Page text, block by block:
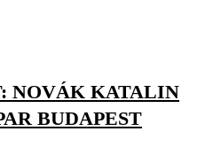
NOVÁK KATALIN
BUDAPEST